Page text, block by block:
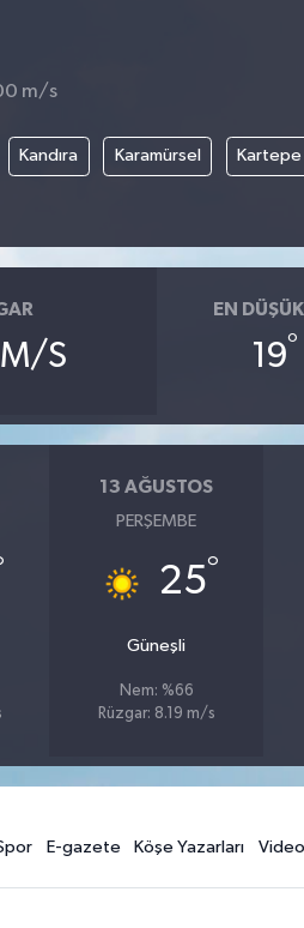
m/s
Kandıra Karamürsel Kartepe
S
EN
19°
13 AĞUSTOS
PERŞEMBE
25°
Güneşli
Nem: %66
Rüzgar: 8.19 m/s
E-gazete Köşe Yazarları